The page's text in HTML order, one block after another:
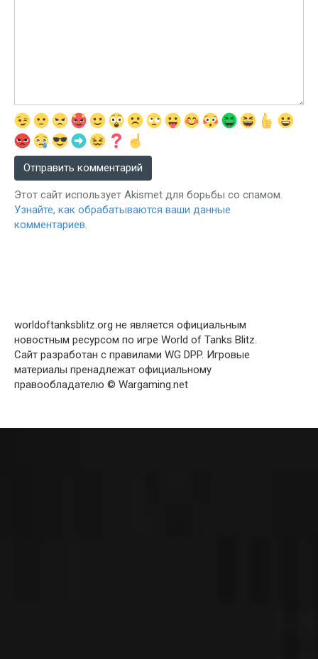
Этот сайт использует Akismet для борьбы со спамом.
Узнайте, как обрабатываются ваши данные
комментариев.
worldoftanksblitz.org не является официальным
новостным ресурсом по игре World of Tanks Blitz.
Сайт разработан с правилами WG DPP. Игровые
материалы пренадлежат официальному
правообладателю © Wargaming.net